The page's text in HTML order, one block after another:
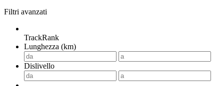
Filtri avanzati
TrackRank
Lunghezza (km)
Dislivello